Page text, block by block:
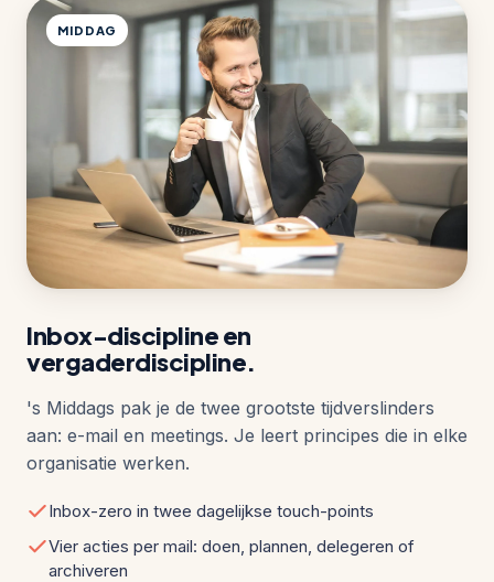
MIDDAG
Inbox-discipline en
vergaderdiscipline.
's Middags pak je de twee grootste tijdverslinders
aan: e-mail en meetings. Je leert principes die in elke
organisatie werken.
Inbox-zero in twee dagelijkse touch-points
Vier acties per mail: doen, plannen, delegeren of
archiveren